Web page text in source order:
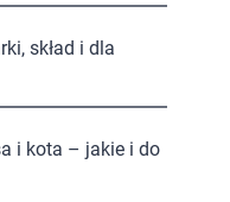
skład i dla
i kota – jakie i do